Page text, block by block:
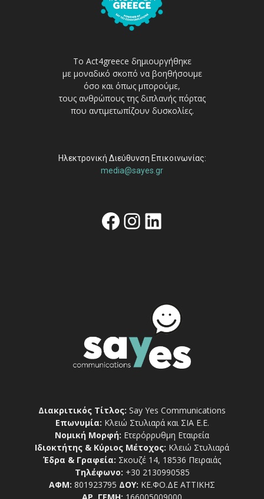
Το Act4greece δημιουργήθηκε
με μοναδικό σκοπό να βοηθήσουμε
όσο και όπως μπορούμε,
τους ανθρώπους της διπλανής πόρτας
που αντιμετωπίζουν δυσκολίες.
Ηλεκτρονική Διεύθυνση Επικοινωνίας:
media@sayes.gr
Facebook
Instagram
Linkedin
Διακριτικός Τίτλος: Say Yes Communications
Επωνυμία: Κλειώ Στυλιαρά και ΣΙΑ Ε.Ε.
Νομική Μορφή: Ετερόρρυθμη Εταιρεία
Ιδιοκτήτης & Κύριος Μέτοχος: Κλειώ Στυλιαρά
Έδρα & Γραφεία: Σκουζέ 14, 18536 Πειραιάς
Τηλέφωνο: +30 2130990585
ΑΦΜ: 801923795 ΔΟΥ: ΚΕ.ΦΟ.ΔΕ ΑΤΤΙΚΗΣ